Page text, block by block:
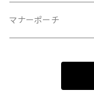
マナーポーチ